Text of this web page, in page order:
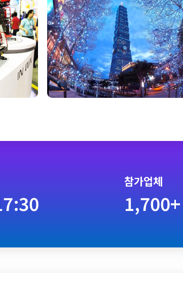
참가업체
1,700+